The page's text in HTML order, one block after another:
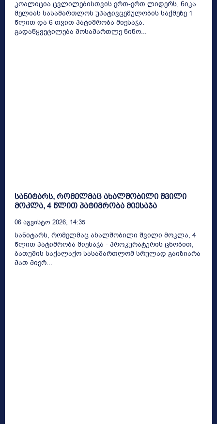
კოალიცია ცვლილებისთვის ერთ-ერთ ლიდერს, ნიკა
მელიას სასამართლოს უპატივცემულობის საქმეზე 1
წლით და 6 თვით პატიმრობა მიესაჯა.
გადაწყვეტილება მოსამართლე ნინო...
სანიტარს, რომელმაც ახალშობილი შვილი
მოკლა, 4 წლით პატიმრობა მიესაჯა
06 Აგვისტო 2026, 14:35
სანიტარს, რომელმაც ახალშობილი შვილი მოკლა, 4
წლით პატიმრობა მიესაჯა - პროკურატურის ცნობით,
ბათუმის საქალაქო სასამართლომ სრულად გაიზიარა
მათ მიერ...